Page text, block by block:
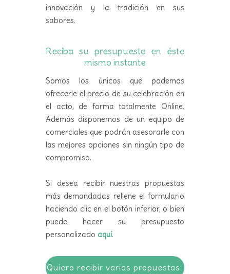
innovación y la tradición en sus
sabores.
Reciba su presupuesto en éste
mismo instante
Somos los únicos que podemos
ofrecerle el precio de su celebración en
el acto, de forma totalmente Online.
Además disponemos de un equipo de
comerciales que podrán asesorarle con
las mejores opciones sin ningún tipo de
compromiso.
Si desea recibir nuestras propuestas
más demandadas rellene el formulario
haciendo clic en el botón inferior, o bien
puede hacer su presupuesto
personalizado aquí.
Quiero recibir varias propuestas